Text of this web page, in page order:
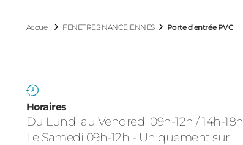
Accueil FENETRES NANCEIENNES Porte d'entrée PVC
Horaires
Du Lundi au Vendredi 09h-12h / 14h-18h
Le Samedi 09h-12h - Uniquement sur